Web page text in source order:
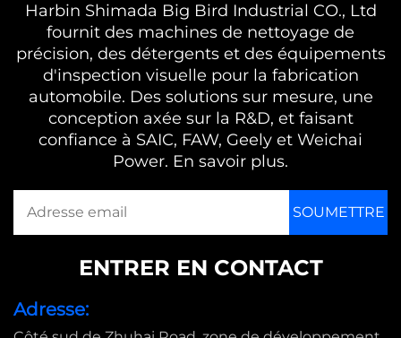
Harbin Shimada Big Bird Industrial CO., Ltd
fournit des machines de nettoyage de
précision, des détergents et des équipements
d'inspection visuelle pour la fabrication
automobile. Des solutions sur mesure, une
conception axée sur la R&D, et faisant
confiance à SAIC, FAW, Geely et Weichai
Power. En savoir plus.
ENTRER EN CONTACT
Adresse: